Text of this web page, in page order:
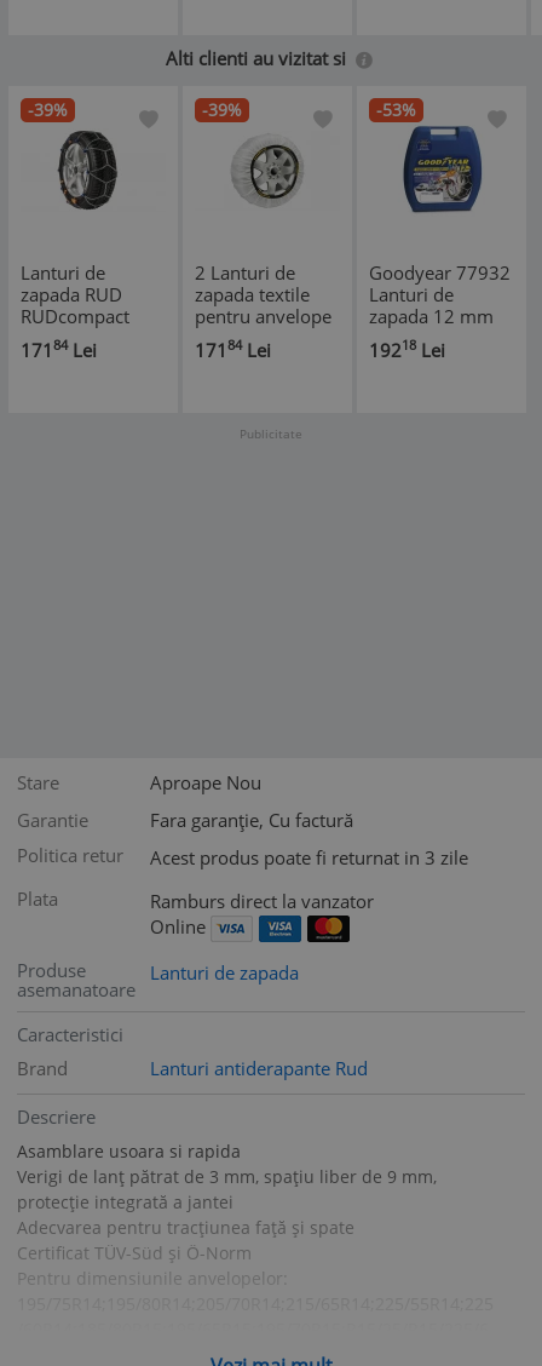
Alti clienti au vizitat si
-39%
Lanturi de
zapada RUD
RUDcompact
GRIP, 1 pereche,
4030, 4716960 -
171 84Lei
-39%
2 Lanturi de
zapada textile
pentru anvelope
Goodyear GODL
- L - RESIGILAT
171 84Lei
-53%
Goodyear 77932
Lanturi de
zapada 12 mm
pentru SUV-uri,
dube si rulote,
19218 Lei
Publicitate
Stare
Aproape Nou
Garantie
Fara garanție, Cu factură
Politica retur
Acest produs poate fi returnat in 3 zile
Plata
Ramburs direct la vanzator
Online
Produse
asemanatoare
Lanturi de zapada
Caracteristici
Brand
Lanturi antiderapante Rud
Descriere
Asamblare usoara si rapida
Verigi de lanț pătrat de 3 mm, spațiu liber de 9 mm,
protecție integrată a jantei
Adecvarea pentru tracțiunea față și spate
Certificat TÜV-Süd și Ö-Norm
Pentru dimensiunile anvelopelor: